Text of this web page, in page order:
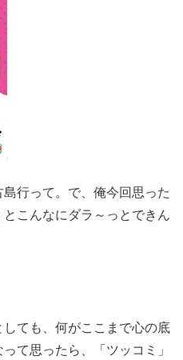
島行って。で、俺今回思った
こんなにダラ～っとできん
しても、何がここまで心の底
て思ったら、「ツッコミ」